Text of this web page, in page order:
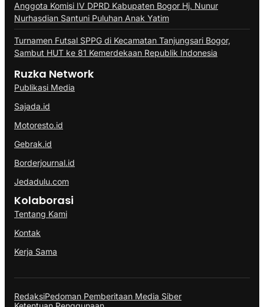
Anggota Komisi IV DPRD Kabupaten Bogor Hj. Nunur
Nurhasdian Santuni Puluhan Anak Yatim
Turnamen Futsal SPPG di Kecamatan Tanjungsari Bogor,
Sambut HUT ke 81 Kemerdekaan Republik Indonesia
Ruzka Network
Publikasi Media
Sajada.id
Motoresto.id
Gebrak.id
Borderjournal.id
Jedadulu.com
Kolaborasi
Tentang Kami
Kontak
Kerja Sama
RedaksiPedoman Pemberitaan Media Siber